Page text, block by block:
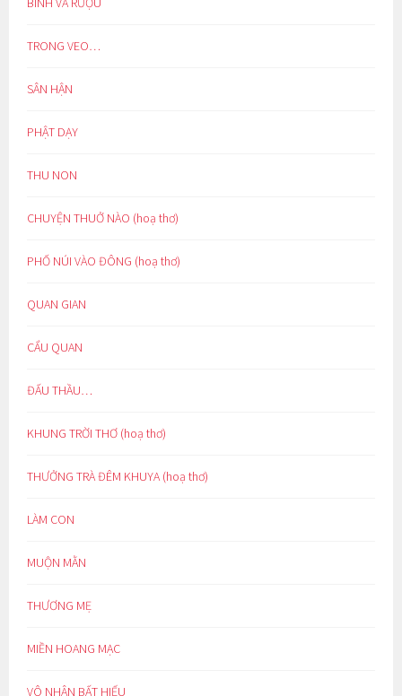
TRONG VEO…
SÂN HẬN
PHẬT DẠY
THU NON
CHUYỆN THUỞ NÀO (hoạ thơ)
PHỐ NÚI VÀO ĐÔNG (hoạ thơ)
QUAN GIAN
CẨU QUAN
ĐẤU THẦU…
KHUNG TRỜI THƠ (hoạ thơ)
THƯỞNG TRÀ ĐÊM KHUYA (hoạ thơ)
LÀM CON
MUỘN MẰN
THƯƠNG MẸ
MIỀN HOANG MẠC
VÔ NHÂN BẤT HIẾU